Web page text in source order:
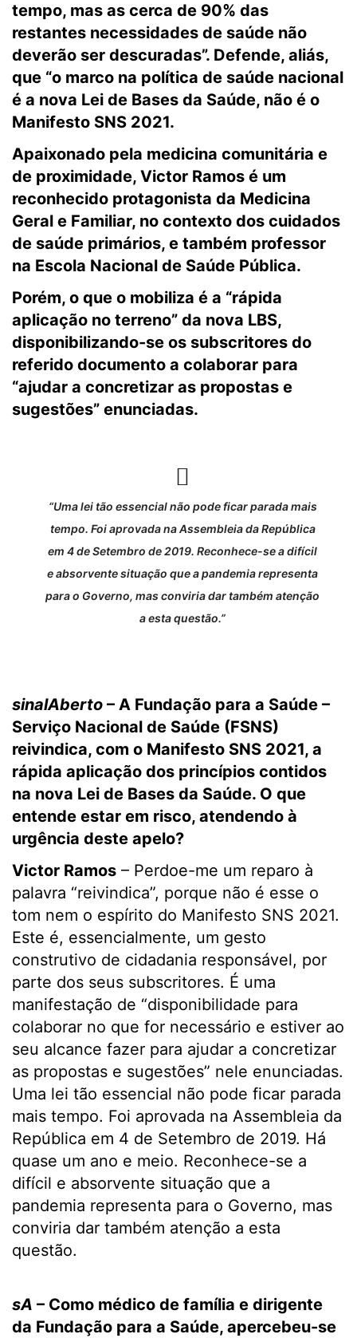
tempo, mas as cerca de 90% das
restantes necessidades de saúde não
deverão ser descuradas”. Defende, aliás,
que “o marco na política de saúde nacional
é a nova Lei de Bases da Saúde, não é o
Manifesto SNS 2021.
Apaixonado pela medicina comunitária e
de proximidade, Victor Ramos é um
reconhecido protagonista da Medicina
Geral e Familiar, no contexto dos cuidados
de saúde primários, e também professor
na Escola Nacional de Saúde Pública.
Porém, o que o mobiliza é a “rápida
aplicação no terreno” da nova LBS,
disponibilizando-se os subscritores do
referido documento a colaborar para
“ajudar a concretizar as propostas e
sugestões” enunciadas.
“Uma lei tão essencial não pode ficar parada mais
tempo. Foi aprovada na Assembleia da República
em 4 de Setembro de 2019. Reconhece-se a difícil
e absorvente situação que a pandemia representa
para o Governo, mas conviria dar também atenção
a esta questão.”
sinalAberto – A Fundação para a Saúde –
Serviço Nacional de Saúde (FSNS)
reivindica, com o Manifesto SNS 2021, a
rápida aplicação dos princípios contidos
na nova Lei de Bases da Saúde. O que
entende estar em risco, atendendo à
urgência deste apelo?
Victor Ramos – Perdoe-me um reparo à
palavra “reivindica”, porque não é esse o
tom nem o espírito do Manifesto SNS 2021.
Este é, essencialmente, um gesto
construtivo de cidadania responsável, por
parte dos seus subscritores. É uma
manifestação de “disponibilidade para
colaborar no que for necessário e estiver ao
seu alcance fazer para ajudar a concretizar
as propostas e sugestões” nele enunciadas.
Uma lei tão essencial não pode ficar parada
mais tempo. Foi aprovada na Assembleia da
República em 4 de Setembro de 2019. Há
quase um ano e meio. Reconhece-se a
difícil e absorvente situação que a
pandemia representa para o Governo, mas
conviria dar também atenção a esta
questão.
sA – Como médico de família e dirigente
da Fundação para a Saúde, apercebeu-se